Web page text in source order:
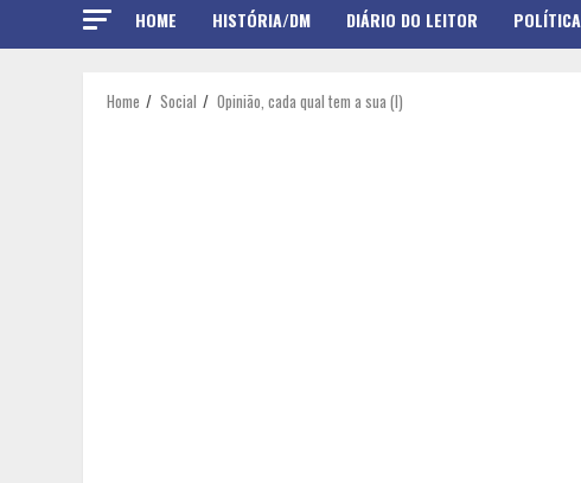
HOME HISTÓRIA/DM DIÁRIO DO LEITOR POLÍTICA
Home Social Opinião, cada qual tem a sua (I)